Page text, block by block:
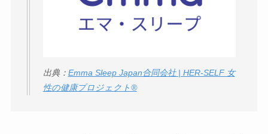
う？
【怪しい？】セルプ
口コミ・評判は実際
出典： Emma Sleep Japan合同会社 | HER-SELF 女
性の健康プロジェクト®